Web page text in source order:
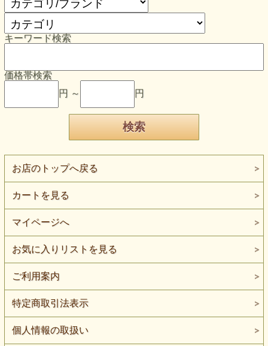
キーワード検索
価格帯検索
円 ～
円
お店のトップへ戻る
カートを見る
マイページへ
お気に入りリストを見る
ご利用案内
特定商取引法表示
個人情報の取扱い